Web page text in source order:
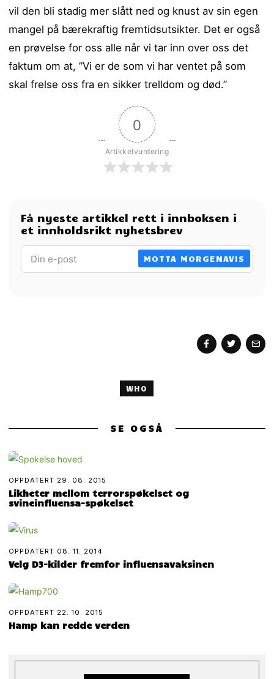
vil den bli stadig mer slått ned og knust av sin egen
mangel på bærekraftig fremtidsutsikter. Det er også
en prøvelse for oss alle når vi tar inn over oss det
faktum om at, ”Vi er de som vi har ventet på som
skal frelse oss fra en sikker trelldom og død.”
0
Artikkelvurdering
Få nyeste artikkel rett i innboksen i
et innholdsrikt nyhetsbrev
MOTTA MORGENAVIS
WHO
SE OGSÅ
OPPDATERT 29. 08. 2015
Likheter mellom terrorspøkelset og
svineinfluensa-spøkelset
OPPDATERT 08. 11. 2014
Velg D3-kilder fremfor influensavaksinen
OPPDATERT 22. 10. 2015
Hamp kan redde verden